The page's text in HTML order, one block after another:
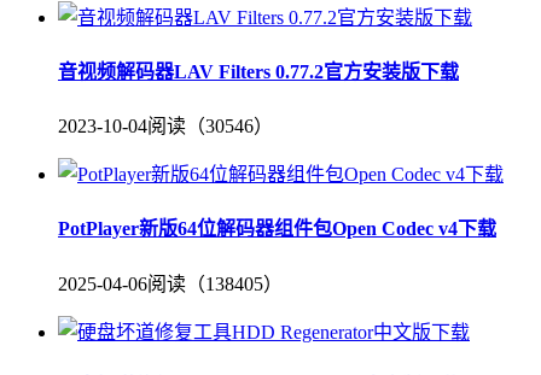
音视频解码器LAV Filters 0.77.2官方安装版下载
2023-10-04阅读（30546）
PotPlayer新版64位解码器组件包Open Codec v4下载
2025-04-06阅读（138405）